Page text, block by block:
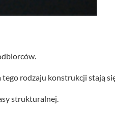
rodzaju konstrukcji stają
strukturalnej.